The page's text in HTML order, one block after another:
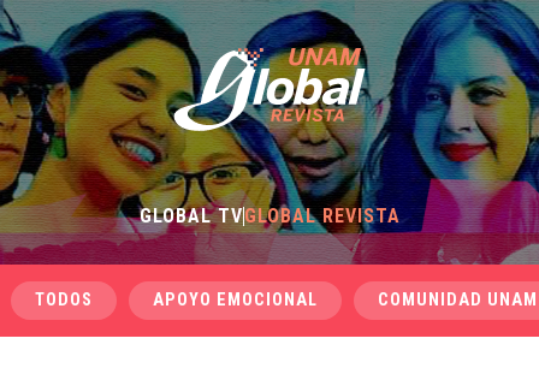
GLOBAL TVGLOBAL REVISTA
TODOS APOYO EMOCIONAL COMUNIDAD UNAM